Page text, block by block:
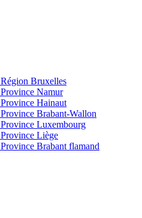
Bruxelles
Namur
Hainaut
Brabant-Wallon
Luxembourg
Liège
Brabant flamand